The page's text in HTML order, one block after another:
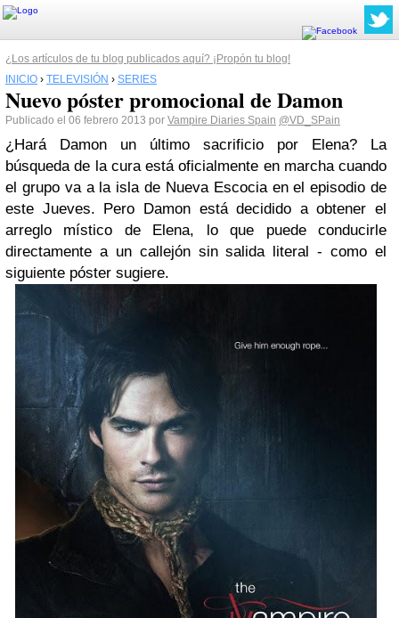
¿Los artículos de tu blog publicados aquí? ¡Propón tu blog!
INICIO › TELEVISIÓN › SERIES
Nuevo póster promocional de Damon
Publicado el 06 febrero 2013 por Vampire Diaries Spain @VD_SPain
¿Hará Damon un último sacrificio por
Elena? La
búsqueda de la cura está oficialmente en marcha cuando
el grupo va a la isla de Nueva Escocia en el episodio de
este Jueves. Pero Damonestá decidido a obtener el
arreglo
místico de Elena, lo que puede conducirle
directamente a un callejón sin salida literal - como el
siguiente póster sugiere.